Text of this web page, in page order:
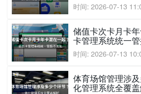
时间: 2026-07-13
储值卡次卡月卡
卡管理系统统一
时间: 2026-07-13
体育场馆管理涉
化管理系统全覆